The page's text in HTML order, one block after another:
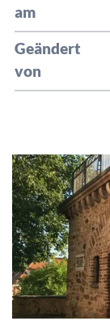
am
Geändert
von